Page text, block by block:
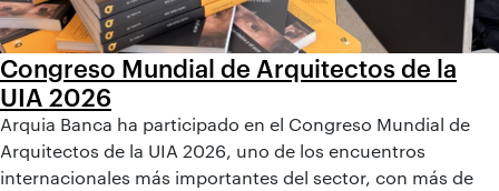
Congreso Mundial de Arquitectos de la
UIA 2026
Arquia Banca ha participado en el Congreso Mundial de
Arquitectos de la UIA 2026, uno de los encuentros
internacionales más importantes del sector, con más de